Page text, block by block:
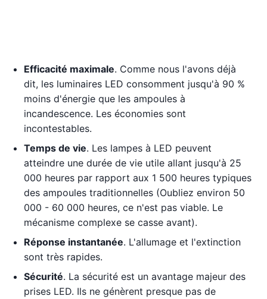
Efficacité maximale. Comme nous l'avons déjà
dit, les luminaires LED consomment jusqu'à 90 %
moins d'énergie que les ampoules à
incandescence. Les économies sont
incontestables.
Temps de vie. Les lampes à LED peuvent
atteindre une durée de vie utile allant jusqu'à 25
000 heures par rapport aux 1 500 heures typiques
des ampoules traditionnelles (Oubliez environ 50
000 - 60 000 heures, ce n'est pas viable. Le
mécanisme complexe se casse avant).
Réponse instantanée. L'allumage et l'extinction
sont très rapides.
Sécurité. La sécurité est un avantage majeur des
prises LED. Ils ne génèrent presque pas de